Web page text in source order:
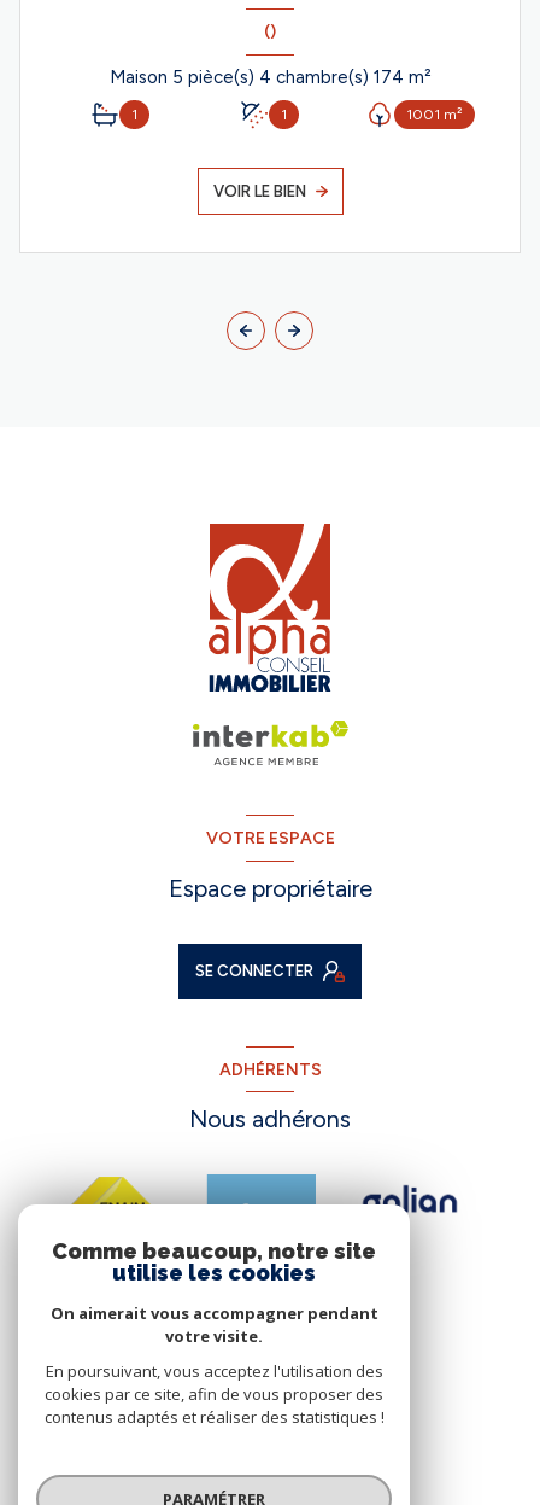
()
Maison 5 pièce(s) 4 chambre(s) 174 m²
1 1 1001 m²
VOIR LE BIEN
VOTRE ESPACE
Espace propriétaire
SE CONNECTER
ADHÉRENTS
Nous adhérons
© 2026 | Tous droits réservés
Comme beaucoup, notre site
utilise les cookies
On aimerait vous accompagner pendant
votre visite.
En poursuivant, vous acceptez l'utilisation des
cookies par ce site, afin de vous proposer des
contenus adaptés et réaliser des statistiques !
PARAMÉTRER